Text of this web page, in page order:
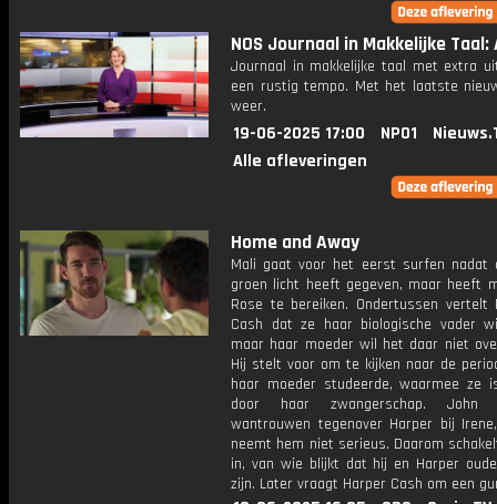
NOS Journaal in Makkelijke Taal:
Journaal in makkelijke taal met extra
een rustig tempo. Met het laatste
weer.
19-06-2025 17:00 NPO1
Alle afleveringen
Home and Away
Mali gaat voor het eerst surfen nadat
groen licht heeft gegeven, maar heeft
Rose te bereiken. Ondertussen vertelt
Cash dat ze haar biologische vader
maar haar moeder wil het daar niet
Hij stelt voor om te kijken naar de
haar moeder studeerde, waarmee ze
door haar zwangerschap.
wantrouwen tegenover Harper bij
neemt hem niet serieus. Daarom
in, van wie blijkt dat hij en Harper
zijn. Later vraagt Harper Cash om een